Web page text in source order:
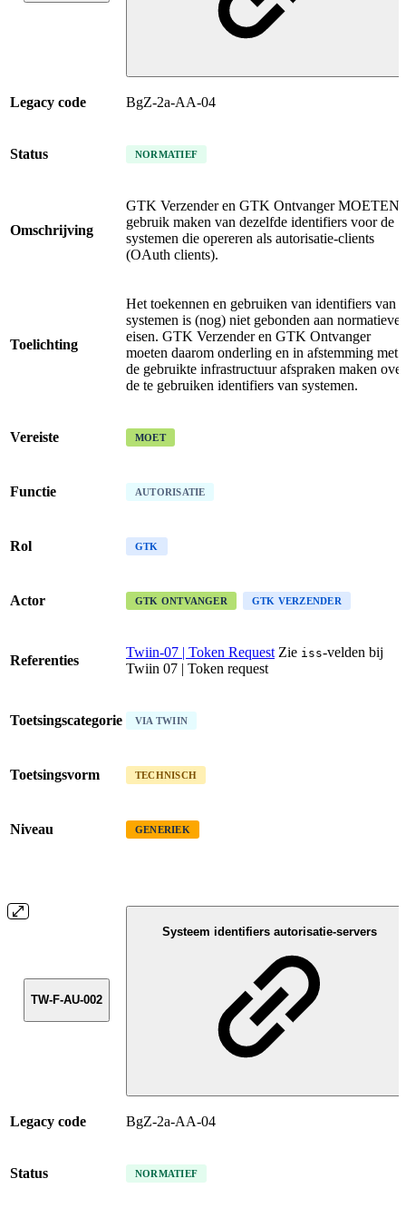
Legacy code BgZ-2a-AA-04
Status NORMATIEF
Omschrijving
GTK Verzender en GTK Ontvanger MOETEN
gebruik maken van dezelfde identifiers voor de
systemen die opereren als autorisatie-clients
(OAuth clients).
Toelichting
Het toekennen en gebruiken van identifiers van
systemen is (nog) niet gebonden aan normatieve
eisen. GTK Verzender en GTK Ontvanger
moeten daarom onderling en in afstemming met
de gebruikte infrastructuur afspraken maken over
de te gebruiken identifiers van systemen.
Vereiste MOET
Functie AUTORISATIE
Rol GTK
Actor GTK ONTVANGER GTK VERZENDER
Referenties
Twiin-07 | Token Request Zie iss-velden bij
Twiin 07 | Token request
Toetsingscategorie VIA TWIIN
Toetsingsvorm TECHNISCH
Niveau GENERIEK
TW-F-AU-002
Systeem identifiers autorisatie-servers
Legacy code BgZ-2a-AA-04
Status NORMATIEF